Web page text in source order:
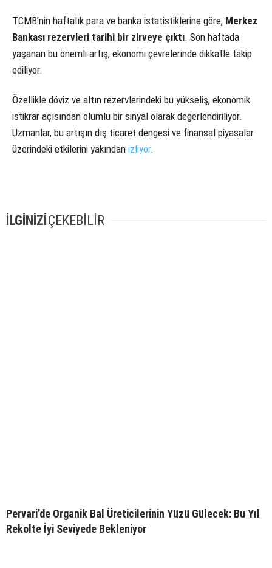
TCMB’nin haftalık para ve banka istatistiklerine göre, Merkez
Bankası rezervleri tarihi bir zirveye çıktı. Son haftada
yaşanan bu önemli artış, ekonomi çevrelerinde dikkatle takip
ediliyor.
Özellikle döviz ve altın rezervlerindeki bu yükseliş, ekonomik
istikrar açısından olumlu bir sinyal olarak değerlendiriliyor.
Uzmanlar, bu artışın dış ticaret dengesi ve finansal piyasalar
üzerindeki etkilerini yakından izliyor.
İLGİNİZİÇEKEBİLİR
Pervari’de Organik Bal Üreticilerinin Yüzü Gülecek: Bu Yıl
Rekolte İyi Seviyede Bekleniyor